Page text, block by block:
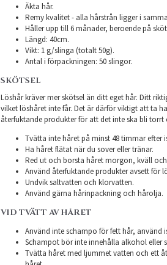
Äkta hår.
Remy kvalitet - alla hårstrån ligger i
Håller upp till 6 månader, beroende på
Längd: 40cm.
Vikt: 1 g/slinga (totalt 50g).
Antal i förpackningen: 50 slingor.
SKÖTSEL
Löshår kräver mer skötsel än ditt eget hår. Ditt
vilket löshåret inte får. Det är därför viktigt att ta
återfuktande produkter för att det inte ska bli
Tvätta inte håret på minst 48 timmar efter
Ha håret flätat när du sover eller tränar.
Red ut och borsta håret morgon, kväll
Använd återfuktande produkter avsett för
Undvik saltvatten och klorvatten.
Använd gärna hårinpackning och hårolja.
VID TVÄTT AV HÅRET
Använd inte schampo för fett hår, använd
Schampot bör inte innehålla alkohol eller
Tvätta håret med ljummet vatten och ett